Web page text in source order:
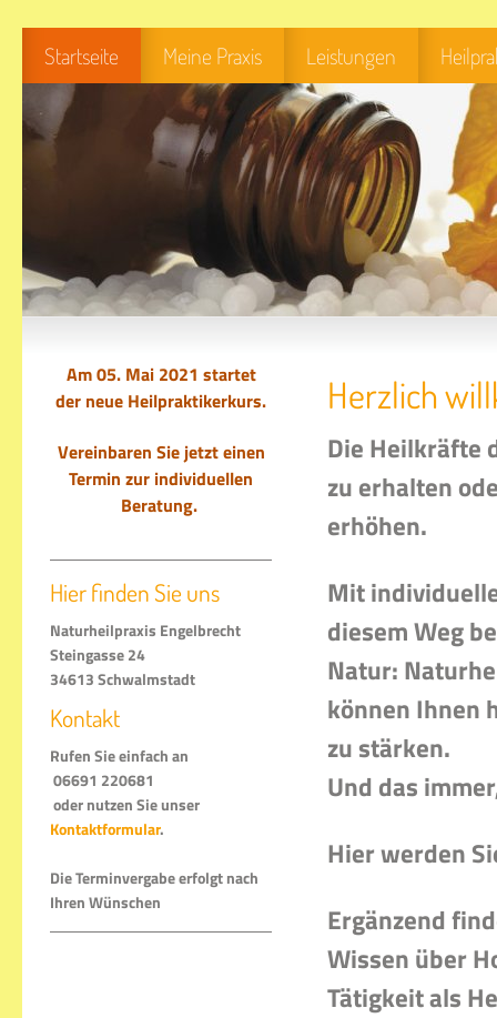
Startseite Meine Praxis Leistungen
Am 05. Mai 2021 startet
der neue Heilpraktikerkurs.
Vereinbaren Sie jetzt einen
Termin zur individuellen
Beratung.
Hier finden Sie uns
Naturheilpraxis Engelbrecht
Steingasse 24
34613 Schwalmstadt
Kontakt
Rufen Sie einfach an
06691 220681
oder nutzen Sie unser
Kontaktformular.
Die Terminvergabe erfolgt nach
Ihren Wünschen
Herzlich
Die Heilkräfte
zu erhalten
erhöhen.
Mit
diesem Weg
Natur:
können Ihnen
zu stärken.
Und das
Hier werden
Ergänzend
Wissen über
Tätigkeit als